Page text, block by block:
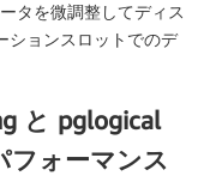
タを微調整してディス
ションスロットでのデ
と pglogical
フォーマンス